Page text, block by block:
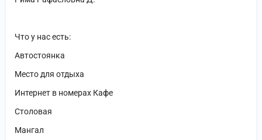
Что у нас есть:
Автостоянка
Место для отдыха
Интернет в номерах Кафе
Столовая
Мангал